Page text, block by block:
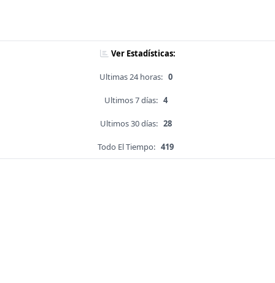
Ver Estadísticas:
Ultimas 24 horas: 0
Ultimos 7 días: 4
Ultimos 30 días: 28
Todo El Tiempo: 419